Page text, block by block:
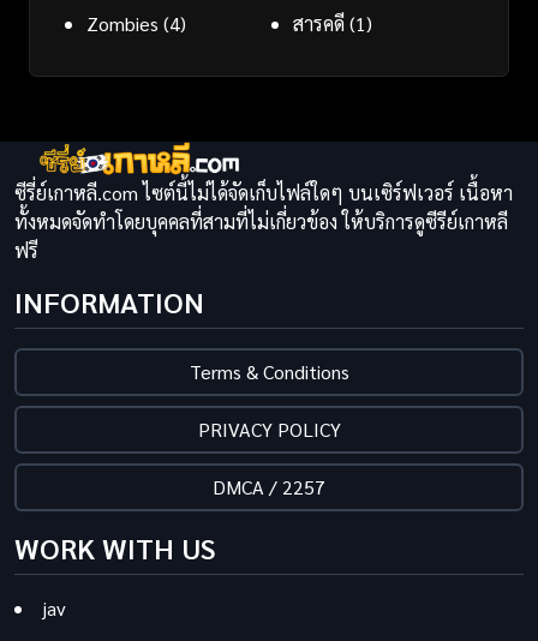
Zombies (4) สารคดี(1)
ซีรี่ย์เกาหลี.com ไซต์นี้ไม่ได้จัดเก็บไฟล์ใดๆ บนเซิร์ฟเวอร์ เนื้อหา
ทั้งหมดจัดทำโดยบุคคลที่สามที่ไม่เกี่ยวข้อง ให้บริการดูซีรีย์เกาหลี
ฟรี
INFORMATION
Terms & Conditions
PRIVACY POLICY
DMCA / 2257
WORK WITH US
jav